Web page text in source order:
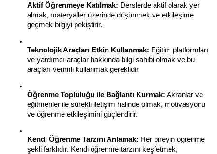
Aktif Öğrenmeye Katılmak: Derslerde aktif olarak yer
almak, materyaller üzerinde düşünmek ve etkileşime
geçmek bilgiyi pekiştirir.
Teknolojik Araçları Etkin Kullanmak: Eğitim platformları
ve yardımcı araçlar hakkında bilgi sahibi olmak ve bu
araçları verimli kullanmak gereklidir.
Öğrenme Topluluğu ile Bağlantı Kurmak: Akranlar ve
eğitmenler ile sürekli iletişim halinde olmak, motivasyonu
ve öğrenme etkileşimini güçlendirir.
Kendi Öğrenme Tarzını Anlamak: Her bireyin öğrenme
şekli farklıdır. Kendi öğrenme tarzını keşfetmek,